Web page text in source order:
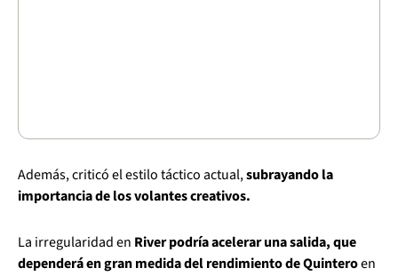
Además, criticó el estilo táctico actual,subrayando la
importancia de los volantes creativos.
La irregularidad en River podría acelerar una salida, que
dependerá en gran medida del rendimiento de Quinteroen